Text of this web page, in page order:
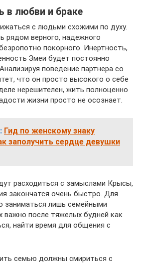
в любви и браке
с людьми схожими по духу.
рядом верного, надежного
покорного. Инертность,
Змеи будет постоянно
поведение партнера со
что он просто высокого о себе
нерешителен, жить полноценно
жизни просто не осознает.
Гид по женскому знаку
заполучить сердце девушки
расходиться с замыслами Крысы,
закончатся очень быстро. Для
заниматься лишь семейными
важно после тяжелых будней как
найти время для общения с
семью должны смириться с